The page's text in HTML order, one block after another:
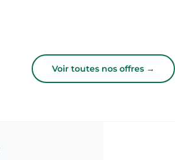
Voir toutes nos offres →